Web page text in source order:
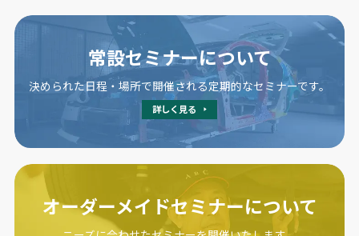
常設セミナーについて
決められた日程・場所で開催される定期的なセミナーです。
詳しく見る
オーダーメイドセミナーについて